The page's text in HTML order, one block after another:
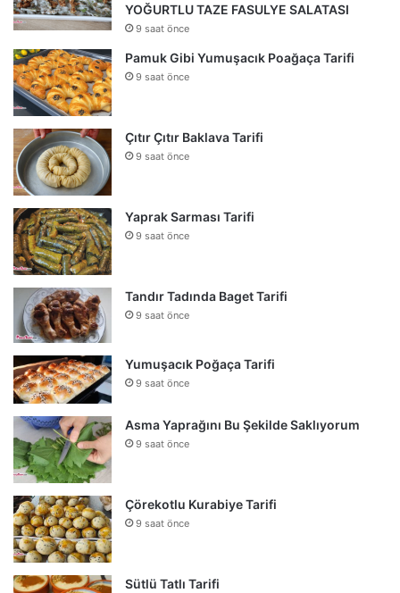
YOĞURTLU TAZE FASULYE SALATASI
9 saat önce
Pamuk Gibi Yumuşacık Poağaça Tarifi
9 saat önce
Çıtır Çıtır Baklava Tarifi
9 saat önce
Yaprak Sarması Tarifi
9 saat önce
Tandır Tadında Baget Tarifi
9 saat önce
Yumuşacık Poğaça Tarifi
9 saat önce
Asma Yaprağını Bu Şekilde Saklıyorum
9 saat önce
Çörekotlu Kurabiye Tarifi
9 saat önce
Sütlü Tatlı Tarifi